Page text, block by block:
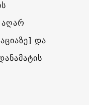
და